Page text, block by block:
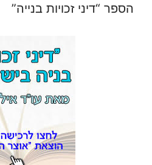
הספר “דיני זכויות בנייה”